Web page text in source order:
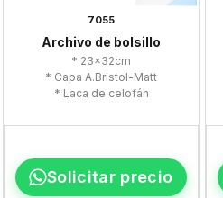
7055
Archivo de bolsillo
* 23x32cm
* Capa A.Bristol-Matt
* Laca de celofán
Solicitar precio